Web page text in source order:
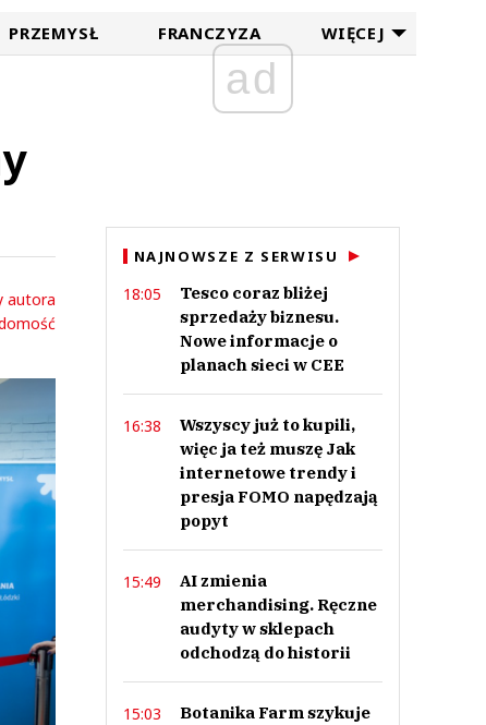
PRZEMYSŁ FRANCZYZA WIĘCEJ
autora
ad
NAJNOWSZE Z SERWISU
18:05
Tesco coraz bliżej
sprzedaży biznesu.
Nowe informacje o
planach sieci w CEE
16:38
Wszyscy już to kupili,
więc ja też muszę Jak
internetowe trendy i
presja FOMO napędzają
popyt
15:49
AI zmienia
merchandising. Ręczne
audyty w sklepach
odchodzą do historii
15:03
Botanika Farm szykuje